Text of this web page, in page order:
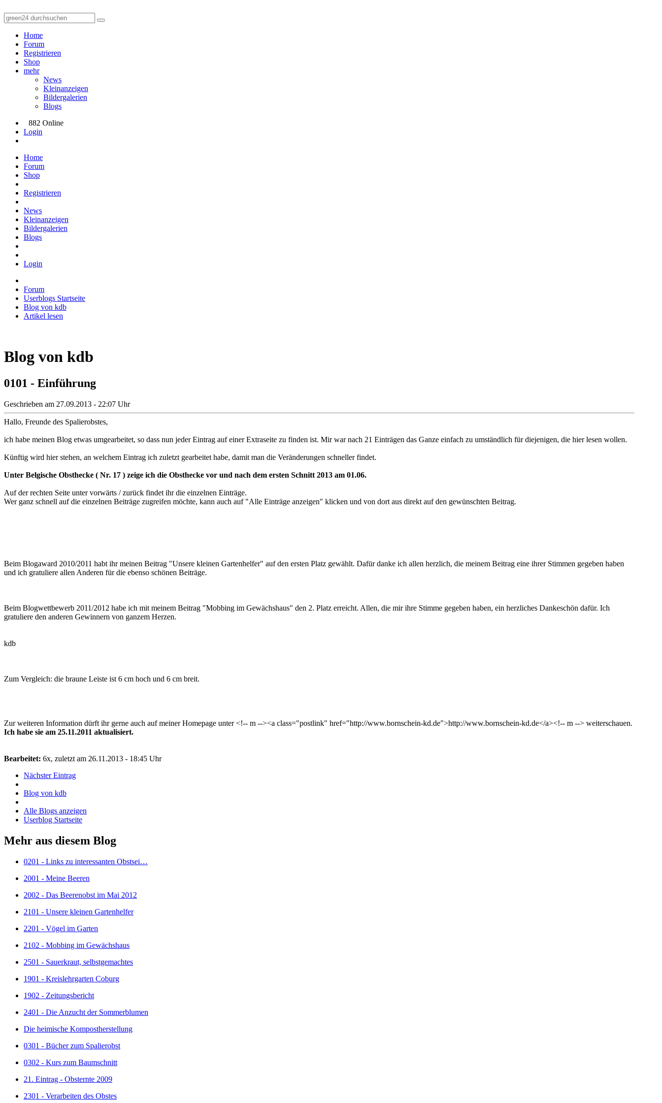
Home
Forum
Registrieren
Shop
mehr
News
Kleinanzeigen
Bildergalerien
Blogs
882 Online
Login
Home
Forum
Shop
Registrieren
News
Kleinanzeigen
Bildergalerien
Blogs
Login
Forum
Userblogs Startseite
Blog von kdb
Artikel lesen
Blog von kdb
0101 - Einführung
Geschrieben am 27.09.2013 - 22:07 Uhr
Hallo, Freunde des Spalierobstes,
ich habe meinen Blog etwas umgearbeitet, so dass nun jeder Eintrag auf einer Extraseite zu finden ist. Mir war nach 21 Einträgen das Ganze einfach zu umständlich für diejenigen, die hier lesen wollen.
Künftig wird hier stehen, an welchem Eintrag ich zuletzt gearbeitet habe, damit man die Veränderungen schneller findet.
Unter Belgische Obsthecke ( Nr. 17 ) zeige ich die Obsthecke vor und nach dem ersten Schnitt 2013 am 01.06.
Auf der rechten Seite unter vorwärts / zurück findet ihr die einzelnen Einträge.
Wer ganz schnell auf die einzelnen Beiträge zugreifen möchte, kann auch auf "Alle Einträge anzeigen" klicken und von dort aus direkt auf den gewünschten Beitrag.
Beim Blogaward 2010/2011 habt ihr meinen Beitrag "Unsere kleinen Gartenhelfer" auf den ersten Platz gewählt. Dafür danke ich allen herzlich, die meinem Beitrag eine ihrer Stimmen gegeben haben
und ich gratuliere allen Anderen für die ebenso schönen Beiträge.
Beim Blogwettbewerb 2011/2012 habe ich mit meinem Beitrag "Mobbing im Gewächshaus" den 2. Platz erreicht. Allen, die mir ihre Stimme gegeben haben, ein herzliches Dankeschön dafür. Ich
gratuliere den anderen Gewinnern von ganzem Herzen.
kdb
Zum Vergleich: die braune Leiste ist 6 cm hoch und 6 cm breit.
Zur weiteren Information dürft ihr gerne auch auf meiner Homepage unter <!-- m --><a class="postlink" href="http://www.bornschein-kd.de">http://www.bornschein-kd.de</a><!-- m --> weiterschauen.
Ich habe sie am 25.11.2011 aktualisiert.
Bearbeitet: 6x, zuletzt am 26.11.2013 - 18:45 Uhr
Nächster Eintrag
Blog von kdb
Alle Blogs anzeigen
Userblog Startseite
Mehr aus diesem Blog
0201 - Links zu interessanten Obstsei…
2001 - Meine Beeren
2002 - Das Beerenobst im Mai 2012
2101 - Unsere kleinen Gartenhelfer
2201 - Vögel im Garten
2102 - Mobbing im Gewächshaus
2501 - Sauerkraut, selbstgemachtes
1901 - Kreislehrgarten Coburg
1902 - Zeitungsbericht
2401 - Die Anzucht der Sommerblumen
Die heimische Kompostherstellung
0301 - Bücher zum Spalierobst
0302 - Kurs zum Baumschnitt
21. Eintrag - Obsternte 2009
2301 - Verarbeiten des Obstes